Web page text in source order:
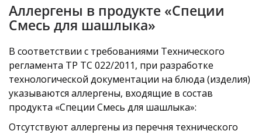
Аллергены в продукте «Специи
Смесь для шашлыка»
В соответствии с требованиями Технического
регламента ТР ТС 022/2011, при разработке
технологической документации на блюда (изделия)
указываются аллергены, входящие в состав
продукта «Специи Смесь для шашлыка»:
Отсутствуют аллергены из перечня технического